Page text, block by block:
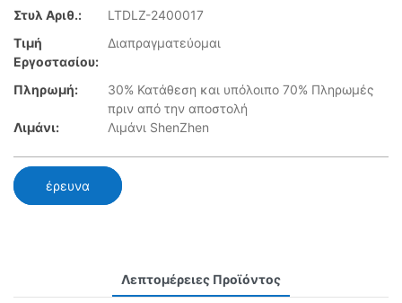
Στυλ Αριθ.:
LTDLZ-2400017
Τιμή
Εργοστασίου:
Διαπραγματεύομαι
Πληρωμή:
30% Κατάθεση και υπόλοιπο 70% Πληρωμές
πριν από την αποστολή
Λιμάνι:
Λιμάνι ShenZhen
έρευνα
Λεπτομέρειες Προϊόντος